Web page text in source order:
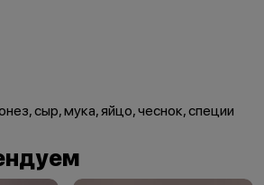
сыр, мука, яйцо, чеснок, специи